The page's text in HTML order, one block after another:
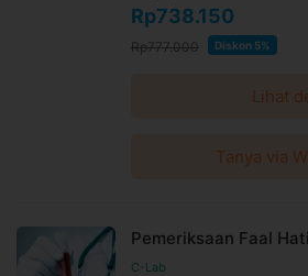
Rp738.150
Rp777.000 Diskon 5%
Lihat
Tanya via
Pemeriksaan Faal
C-Lab